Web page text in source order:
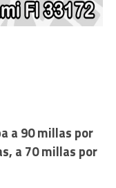
a 90 millas por
a 70 millas por